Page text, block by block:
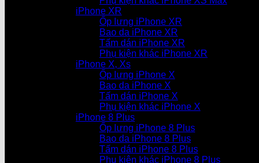
iPhone XR
Ốp lưng iPhone XR
Bao da iPhone XR
Tấm dán iPhone XR
Phụ kiện khác iPhone XR
iPhone X, Xs
Ốp lưng iPhone X
Bao da iPhone X
Tấm dán iPhone X
Phụ kiện khác iPhone X
iPhone 8 Plus
Ốp lưng iPhone 8 Plus
Bao da iPhone 8 Plus
Tấm dán iPhone 8 Plus
Phụ kiện khác iPhone 8 Plus